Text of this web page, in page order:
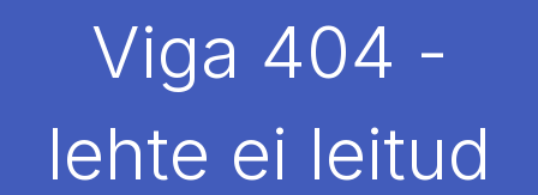
PALKAMAViga 404 -
lehte ei leitud